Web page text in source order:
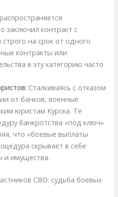
заключил контракт с
на срок от одного
контракты или
в эту категорию часто
Сталкиваясь с отказом
от банков, военные
юристам Курска. Те
банкротства «под ключ»
что «боевые выплаты
скрывает в себе
и имущества.
СВО: судьба боевых